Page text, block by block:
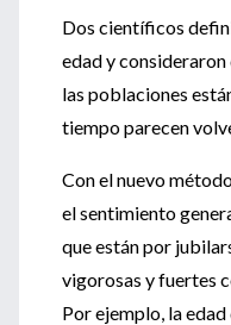
Dos científicos
edad y
las poblaciones
tiempo parecen
Con el nuevo
el sentimiento
que están por
vigorosas y fuertes
Por ejemplo, la